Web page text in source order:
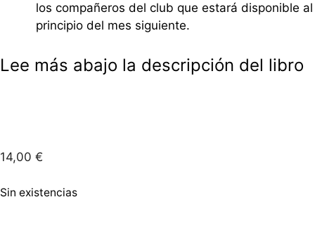
los compañeros del club que estará disponible al
principio del mes siguiente.
Lee más abajo la descripción del libro
14,00 €
Sin existencias